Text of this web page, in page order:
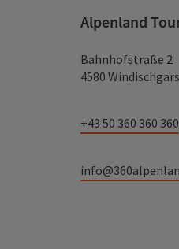
Alpenland
Bahnhofstraße 2
4580
+43 50 360 360 360